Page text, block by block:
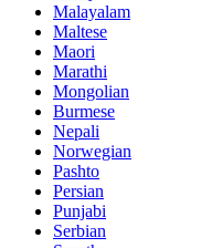
Malayalam
Maltese
Maori
Marathi
Mongolian
Burmese
Nepali
Norwegian
Pashto
Persian
Punjabi
Serbian